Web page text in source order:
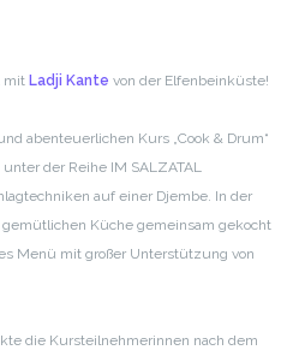
mit Ladji Kante von der Elfenbeinküste!
abenteuerlichen Kurs „Cook & Drum“
der Reihe IM SALZATAL
auf einer Djembe. In der
Küche gemeinsam gekocht
Menü mit großer Unterstützung von
die Kursteilnehmerinnen nach dem